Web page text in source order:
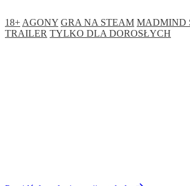
18+ AGONY GRA NA STEAM MADMIND
TRAILER TYLKO DLA DOROSŁYCH